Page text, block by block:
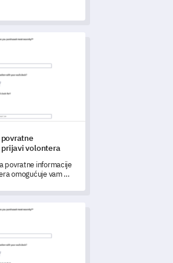
proizvoda.
informacije o prijavi volontera
volontera
povratne informacije
omogućuje vam da
u vašoj organizaciji.
o pristupu pacijenata zdravstvenoj